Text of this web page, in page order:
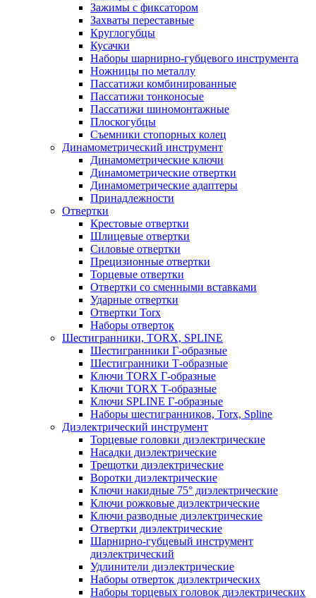
Зажимы с фиксатором
Захваты переставные
Круглогубцы
Кусачки
Наборы шарнирно-губцевого инструмента
Ножницы по металлу
Пассатижи комбинированные
Пассатижи тонконосые
Пассатижи шиномонтажные
Плоскогубцы
Съемники стопорных колец
Динамометрический инструмент
Динамометрические ключи
Динамометрические отвертки
Динамометрические адаптеры
Принадлежности
Отвертки
Крестовые отвертки
Шлицевые отвертки
Силовые отвертки
Прецизионные отвертки
Торцевые отвертки
Отвертки со сменными вставками
Ударные отвертки
Отвертки Torx
Наборы отверток
Шестигранники, TORX, SPLINE
Шестигранники Г-образные
Шестигранники Т-образные
Ключи TORX Г-образные
Ключи TORX Т-образные
Ключи SPLINE Г-образные
Наборы шестигранников, Torx, Spline
Диэлектрический инструмент
Торцевые головки диэлектрические
Насадки диэлектрические
Трещотки диэлектрические
Воротки диэлектрические
Ключи накидные 75° диэлектрические
Ключи рожковые диэлектрические
Ключи разводные диэлектрические
Отвертки диэлектрические
Шарнирно-губцевый инструмент
диэлектрический
Удлинители диэлектрические
Наборы отверток диэлектрических
Наборы торцевых головок диэлектрических